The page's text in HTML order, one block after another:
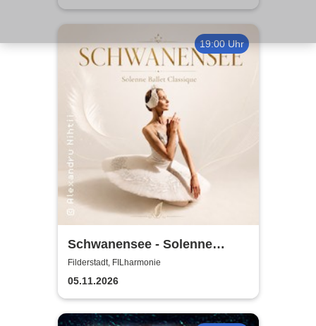
19:00 Uhr
Schwanensee - Solenne
Ballet Classique
Filderstadt, FILharmonie
05.11.2026